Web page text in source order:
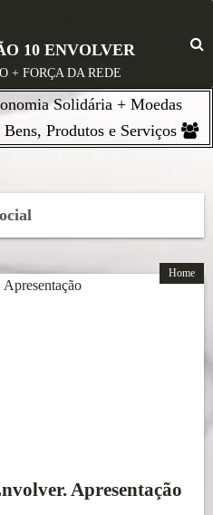
10 ENVOLVER
+ FORÇA DA REDE
Solidária + Moedas
Produtos e Serviços
Home
Apresentação